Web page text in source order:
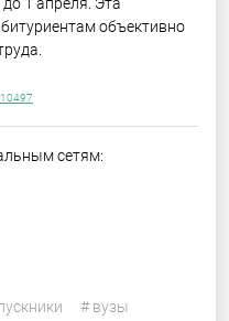
1 апреля. Эта
объективно
сетям:
# вузы